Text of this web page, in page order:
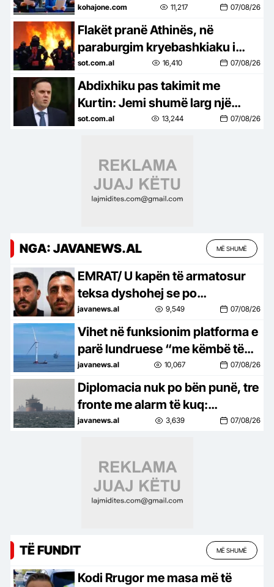
Osmanin, kurse Kurti i ofron…
kohajone.com 11,217 07/08/26
Flakët pranë Athinës, në
paraburgim kryebashkiaku i
Stylidës, akuzohet për
zjarrvënie
sot.com.al 16,410 07/08/26
Abdixhiku pas takimit me
Kurtin: Jemi shumë larg një
marrëveshjeje! Negociatat kanë
sot.com.al 13,244 07/08/26
NGA: JAVANEWS.AL MË SHUMË
EMRAT/ U kapën të armatosur
teksa dyshohej se po
përgatisnin atentat me pagesë,
Gjykata liron 3 nga pesë të
arrestuarit!
javanews.al 9,549 07/08/26
Vihet në funksionim platforma e
parë lundruese “me këmbë të
tendosura” në botë për
energjinë e erës me kapacitet 16
MW
javanews.al 10,067 07/08/26
Diplomacia nuk po bën punë, tre
fronte me alarm të kuq:
Shpërthime në Hormuz, sulme
javanews.al 3,639 07/08/26
TË FUNDIT MË SHUMË
Kodi Rrugor me masa më të